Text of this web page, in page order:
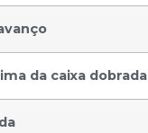
da caixa dobrada